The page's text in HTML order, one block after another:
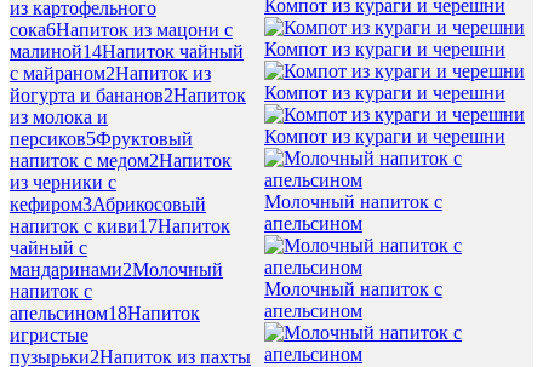
из картофельного
сока6Напиток из мацони с
малиной14Напиток чайный
с майраном2Напиток из
йогурта и бананов2Напиток
из молока и
персиков5Фруктовый
напиток с медом2Напиток
из черники с
кефиром3Абрикосовый
напиток с киви17Напиток
чайный с
мандаринами2Молочный
напиток с
апельсином18Напиток
игристые
пузырьки2Напиток из пахты
Компот из кураги и черешни
Компот из кураги и черешни
Компот из кураги и черешни
Компот из кураги и черешни
Молочный напиток с
апельсином
Молочный напиток с
апельсином